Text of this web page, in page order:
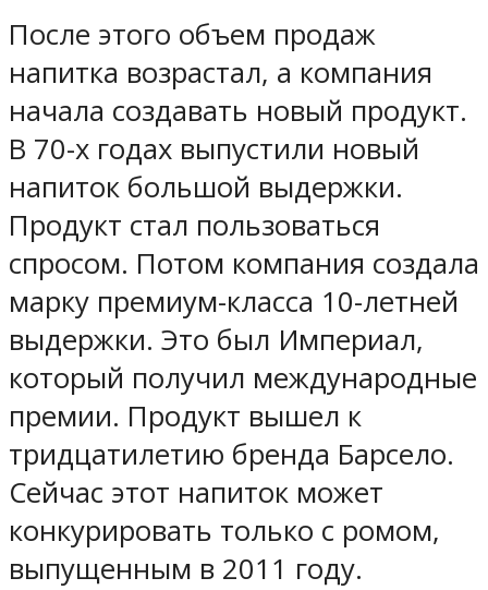
После этого объем продаж
напитка возрастал, а компания
начала создавать новый продукт.
В 70-х годах выпустили новый
напиток большой выдержки.
Продукт стал пользоваться
спросом. Потом компания создала
марку премиум-класса 10-летней
выдержки. Это был Империал,
который получил международные
премии. Продукт вышел к
тридцатилетию бренда Барсело.
Сейчас этот напиток может
конкурировать только с ромом,
выпущенным в 2011 году.